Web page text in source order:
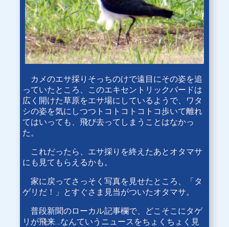
カメのエサ採りそっちのけで遠目にその姿を追
っていたところ、このエキセントリックバードは
広く開けた草原をエサ場にしているようで、ワタ
シの姿を気にしつつトコトコトコトコ歩いて離れ
てはいっても、飛び去ってしまうことはなかっ
た。
これだったら、エサ採りを終えたあとオタマサ
にも見てもらえるかも。
家に戻ってさっそく写真を見せたところ、「タ
ゲリだ！」とすぐさま見当がついたオタマサ。
普段新聞のローカル記事欄で、どこそこにタゲ
リが飛来…なんていうニュースをちょくちょく見